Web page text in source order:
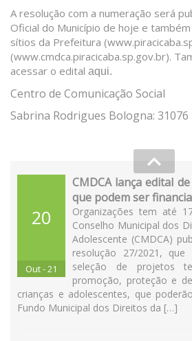
A resolução com a numeração será
Oficial do Município de hoje e
sítios da Prefeitura (
(www.cmdca.piracicaba.sp.gov.br).
acessar o edital aqui.
Centro de Comunicação Social
Sabrina Rodrigues Bologna: 31076
20
Out - 21
CMDCA lança edital
que podem ser
Organizações tem até
Conselho Municipal dos
Adolescente (CMDCA)
resolução 27/2021,
seleção de projetos
promoção, proteção e
crianças e adolescentes, que
Fundo Municipal dos Direitos da […]